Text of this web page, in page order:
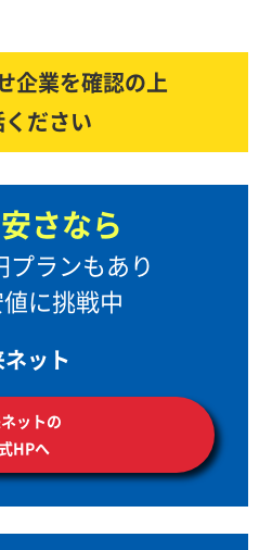
企業を確認の上
ださい
さなら
ランもあり
に挑戦中
ット
ットの
HPへ